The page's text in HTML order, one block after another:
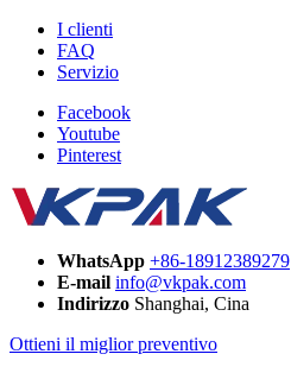
I clienti
FAQ
Servizio
Facebook
Youtube
Pinterest
WhatsApp +86-18912389279
E-mail info@vkpak.com
Indirizzo Shanghai, Cina
Ottieni il miglior preventivo